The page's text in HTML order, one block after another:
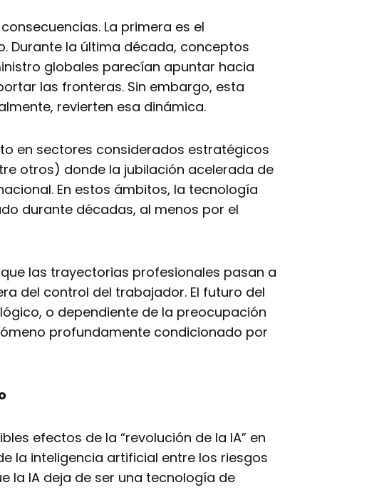
La primera es el
Durante la última década, conceptos
globales parecían apuntar hacia
las fronteras. Sin embargo, esta
revierten esa dinámica.
en sectores considerados estratégicos
otros) donde la jubilación acelerada de
En estos ámbitos, la tecnología
durante décadas, al menos por el
las trayectorias profesionales pasan a
del control del trabajador. El futuro del
o dependiente de la preocupación
profundamente condicionado por
efectos de la “revolución de la IA” en
la inteligencia artificial entre los riesgos
la IA deja de ser una tecnología de